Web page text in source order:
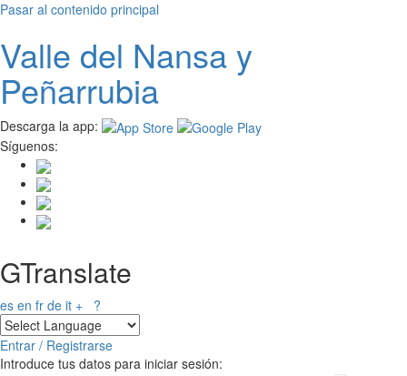
Pasar al contenido principal
Valle del Nansay
Peñarrubia
Descarga la app:
Síguenos:
GTranslate
es en fr de it + ?
Entrar / Registrarse
Introduce tus datos para iniciar sesión: